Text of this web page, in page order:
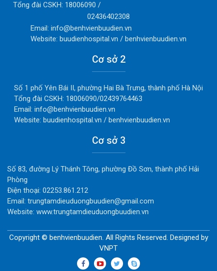
Tổng đài CSKH: 18006090 /
02436402308
Email: info@benhvienbuudien.vn
Website: buudienhospital.vn / benhvienbuudien.vn
Cơ sở 2
Số 1 phố Yên Bái II, phường Hai Bà Trưng, thành phố Hà Nội
Tổng đài CSKH: 18006090/02439764463
Email: info@benhvienbuudien.vn
Website: buudienhospital.vn / benhvienbuudien.vn
Cơ sở 3
Số 83, đường Lý Thánh Tông, phường Đồ Sơn, thành phố Hải
Phòng
Điện thoại: 02253.861.212
Email: trungtamdieuduongbuudien@gmail.com
Website: www.trungtamdieuduongbuudien.vn
Copyright © benhvienbuudien. All Rights Reserved. Designed by
VNPT